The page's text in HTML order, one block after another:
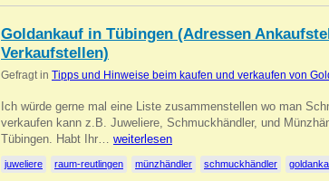
Goldankauf in Tübingen (Adressen
Verkaufstellen)
Gefragt in Tipps und Hinweise beim kaufen und verkaufen von
Ich würde gerne mal eine Liste zusammenstellen wo man
verkaufen kann z.B. Juweliere, Schmuckhändler, und
Tübingen. Habt Ihr… weiterlesen
juweliere raum-reutlingen münzhändler schmuckhändler